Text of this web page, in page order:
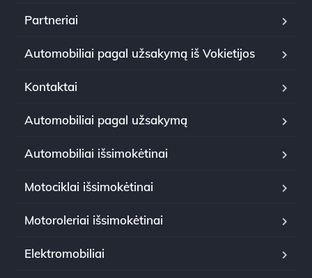
Partneriai
Automobiliai pagal užsakymą iš Vokietijos
Kontaktai
Automobiliai pagal užsakymą
Automobiliai išsimokėtinai
Motociklai išsimokėtinai
Motoroleriai išsimokėtinai
Elektromobiliai